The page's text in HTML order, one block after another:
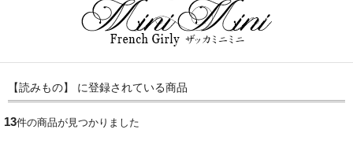
【読みもの】 に登録されている商品
13件の商品が見つかりました